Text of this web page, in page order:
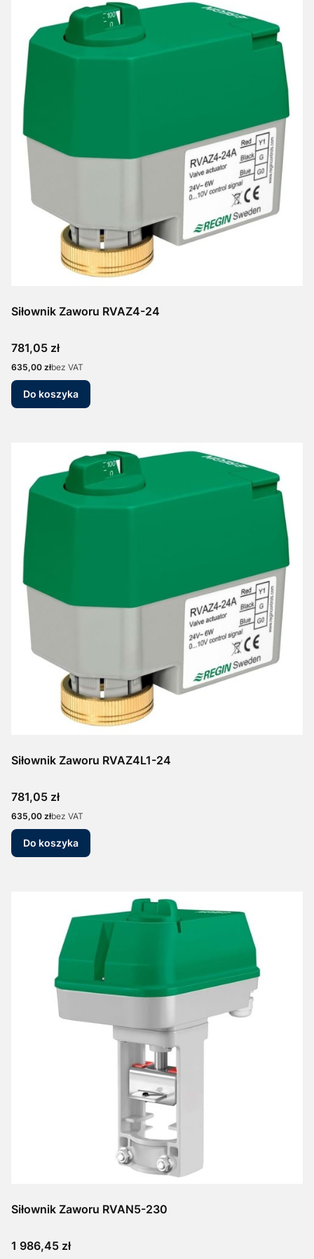
Siłownik Zaworu RVAZ4-24
Cena
781,05 zł
Cena
635,00 złbez VAT
Do koszyka
Siłownik Zaworu RVAZ4L1-24
Cena
781,05 zł
Cena
635,00 złbez VAT
Do koszyka
Siłownik Zaworu RVAN5-230
Cena
1 986,45 zł